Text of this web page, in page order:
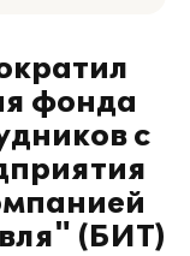
фонда
с
(БИТ)